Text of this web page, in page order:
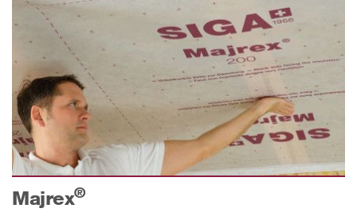
Majrex®